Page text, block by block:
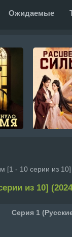
Ожидаемые
[1 - 10 серии из 10]
из 10]
Серия 1